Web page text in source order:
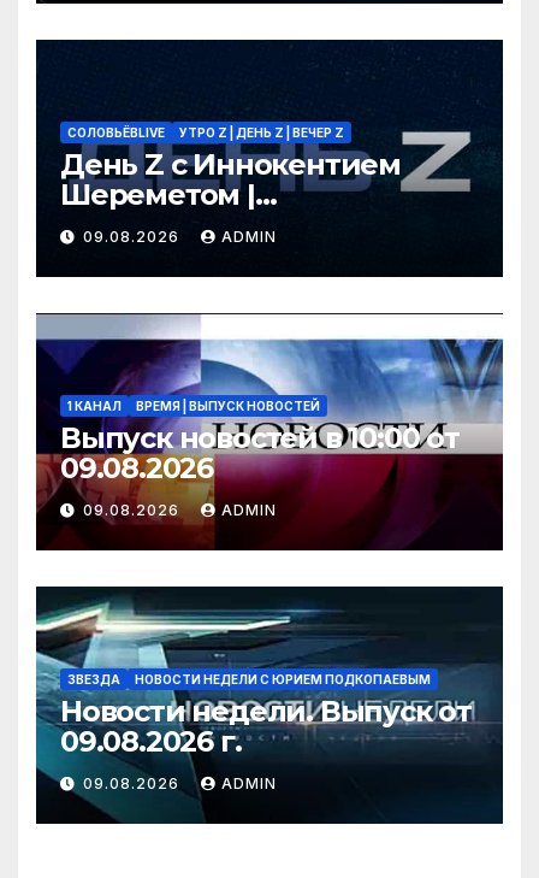
СОЛОВЬЁВLIVE УТРО Z | ДЕНЬ Z | ВЕЧЕР Z
День Z с Иннокентием
Шереметом |
СОЛОВЬЁВLIVE | 9 августа
2026 года
09.08.2026 ADMIN
1 КАНАЛ ВРЕМЯ | ВЫПУСК НОВОСТЕЙ
Выпуск новостей в 10:00 от
09.08.2026
09.08.2026 ADMIN
ЗВЕЗДА НОВОСТИ НЕДЕЛИ С ЮРИЕМ ПОДКОПАЕВЫМ
Новости недели. Выпуск от
09.08.2026 г.
09.08.2026 ADMIN